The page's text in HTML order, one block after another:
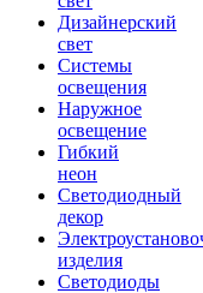
Дизайнерский
свет
Системы
освещения
Наружное
освещение
Гибкий
неон
Светодиодный
декор
изделия
Светодиоды